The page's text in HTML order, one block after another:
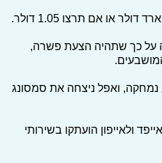
או אם תרצו 1.05 דולר.
על כך שתהיה הצעת פשרה,
ואפל ניצחה את סמסונג
ולאייפון הועתקו בשירותי